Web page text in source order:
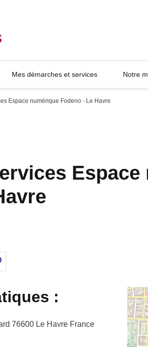
Mes démarches et services Notre
Espace numérique Fodeno - Le Havre
Espace
fenêtrefenêtre
In - nouvelle fenêtre
par email - nouvelle fenêtre
:
76600 Le Havre France